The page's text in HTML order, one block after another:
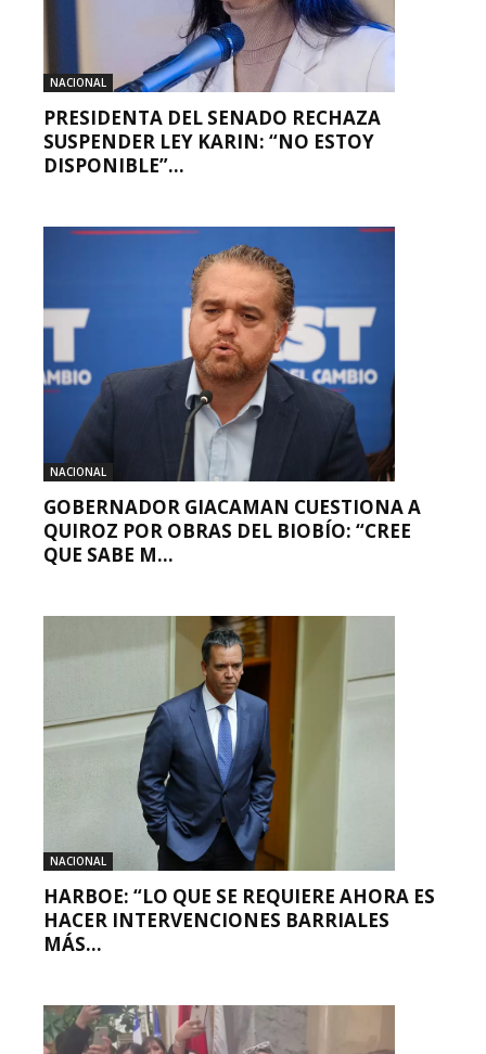
NACIONAL
PRESIDENTA DEL SENADO RECHAZA
SUSPENDER LEY KARIN: “NO ESTOY
DISPONIBLE”...
NACIONAL
GOBERNADOR GIACAMAN CUESTIONA A
QUIROZ POR OBRAS DEL BIOBÍO: “CREE
QUE SABE M...
NACIONAL
HARBOE: “LO QUE SE REQUIERE AHORA ES
HACER INTERVENCIONES BARRIALES
MÁS...